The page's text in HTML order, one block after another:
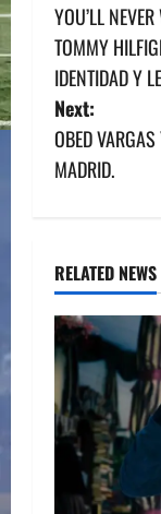
o
s
t
n
v
i
g
a
t
YOU’LL
TOMMY
IDENTIDAD Y
Next:
OBED
MADRID.
RELATED NEWS